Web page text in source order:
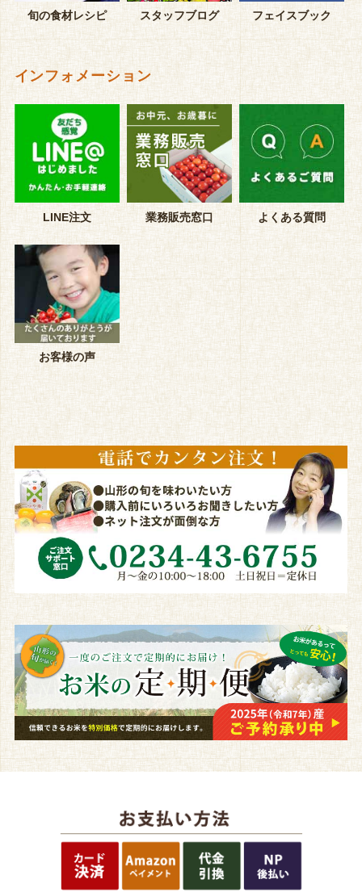
旬の食材レシピ スタッフブログ フェイスブック
インフォメーション
LINE注文 業務販売窓口 よくある質問
お客様の声